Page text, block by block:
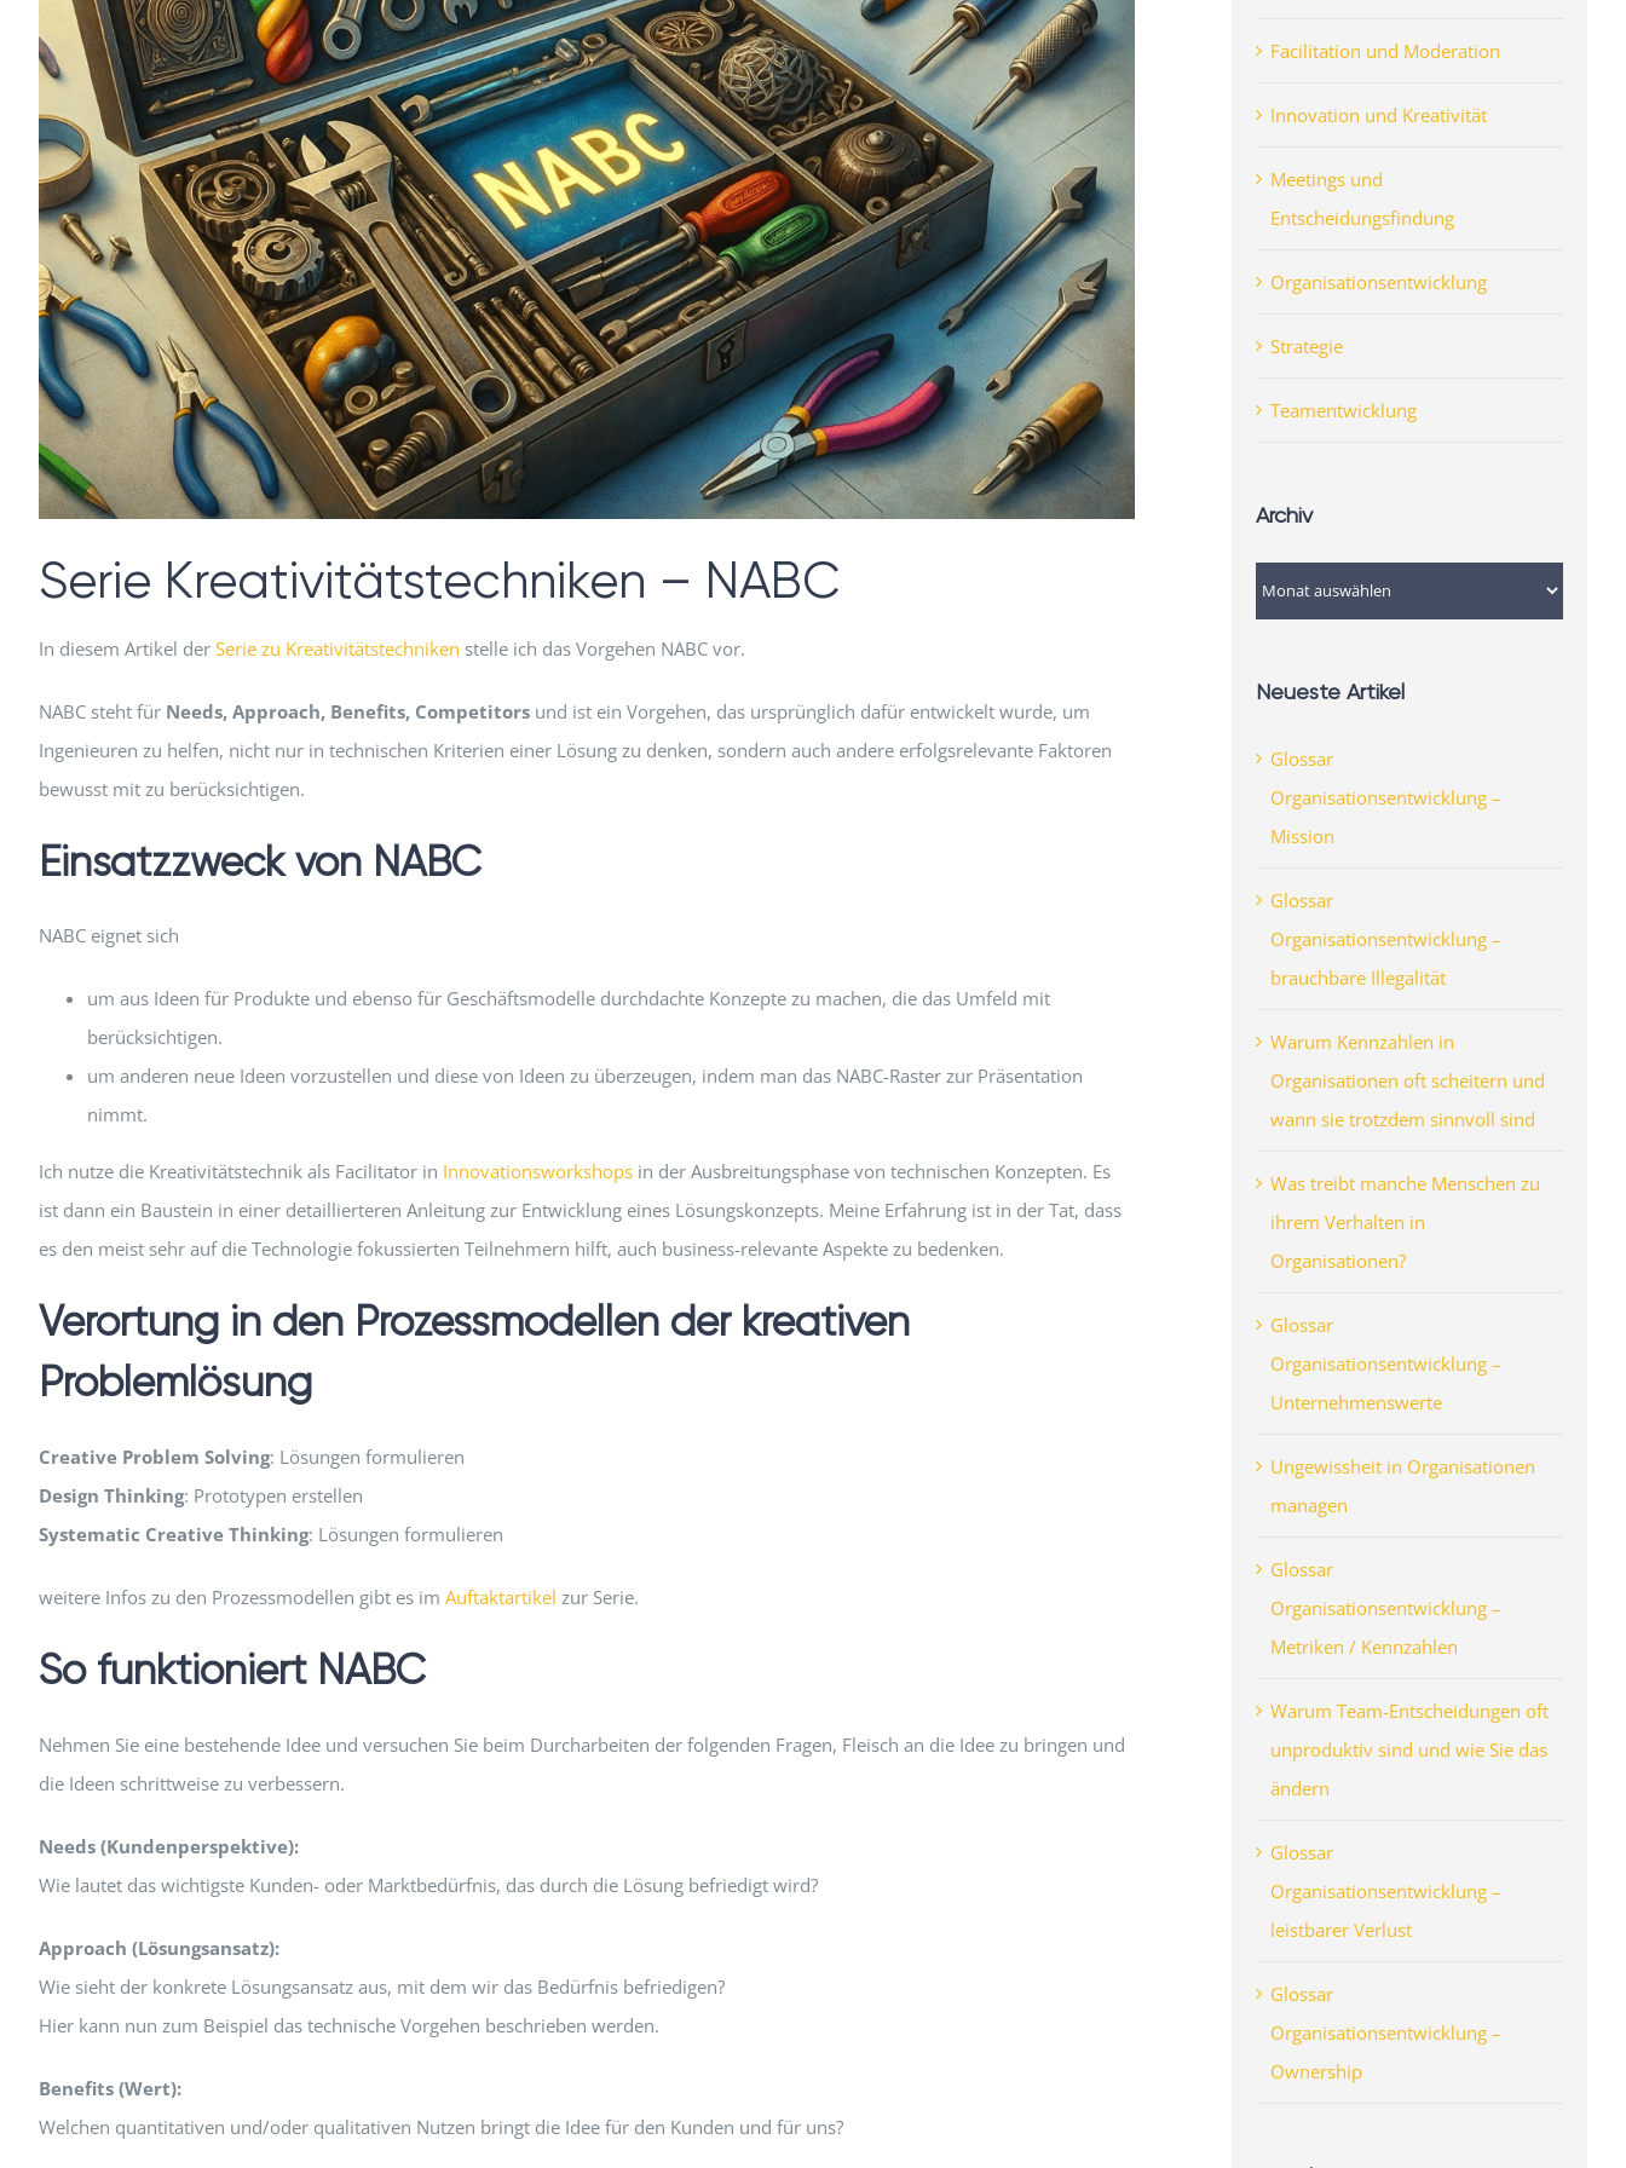
Serie Kreativitätstechniken – NABC
In diesem Artikel der Serie zu Kreativitätstechniken stelle ich das Vorgehen NABC vor.
NABC steht für Needs, Approach, Benefits, Competitorsund ist ein Vorgehen, das ursprünglich dafür entwickelt wurde, um
Ingenieuren zu helfen, nicht nur in technischen Kriterien einer Lösung zu denken, sondern auch andere erfolgsrelevante Faktoren
bewusst mit zu berücksichtigen.
Einsatzzweck von NABC
NABC eignet sich
um aus Ideen für Produkte und ebenso für Geschäftsmodelle durchdachte Konzepte zu machen, die das Umfeld mit
berücksichtigen.
um anderen neue Ideen vorzustellen und diese von Ideen zu überzeugen, indem man das NABC-Raster zur Präsentation
nimmt.
Ich nutze die Kreativitätstechnik als Facilitator in Innovationsworkshopsin der Ausbreitungsphase von technischen Konzepten. Es
ist dann ein Baustein in einer detaillierteren Anleitung zur Entwicklung eines Lösungskonzepts. Meine Erfahrung ist in der Tat, dass
es den meist sehr auf die Technologie fokussierten Teilnehmern hilft, auch business-relevante Aspekte zu bedenken.
Verortung in den Prozessmodellen der kreativen
Problemlösung
Creative Problem Solving: Lösungen formulieren
Design Thinking: Prototypen erstellen
Systematic Creative Thinking: Lösungen formulieren
weitere Infos zu den Prozessmodellen gibt es im Auftaktartikel zur Serie.
So funktioniert NABC
Nehmen Sie eine bestehende Idee und versuchen Sie beim Durcharbeiten der folgenden Fragen, Fleisch an die Idee zu bringen und
die Ideen schrittweise zu verbessern.
Needs (Kundenperspektive):
Wie lautet das wichtigste Kunden- oder Marktbedürfnis, das durch die Lösung befriedigt wird?
Approach (Lösungsansatz):
Wie sieht der konkrete Lösungsansatz aus, mit dem wir das Bedürfnis befriedigen?
Hier kann nun zum Beispiel das technische Vorgehen beschrieben werden.
Benefits (Wert):
Welchen quantitativen und/oder qualitativen Nutzen bringt die Idee für den Kunden und für uns?
Facilitation und Moderation
Innovation und Kreativität
Meetings und
Entscheidungsfindung
Organisationsentwicklung
Strategie
Teamentwicklung
Archiv
Archiv
Neueste Artikel
Glossar
Organisationsentwicklung –
Mission
Glossar
Organisationsentwicklung –
brauchbare Illegalität
Warum Kennzahlen in
Organisationen oft scheitern und
wann sie trotzdem sinnvoll sind
Was treibt manche Menschen zu
ihrem Verhalten in
Organisationen?
Glossar
Organisationsentwicklung –
Unternehmenswerte
Ungewissheit in Organisationen
managen
Glossar
Organisationsentwicklung –
Metriken / Kennzahlen
Warum Team-Entscheidungen oft
unproduktiv sind und wie Sie das
ändern
Glossar
Organisationsentwicklung –
leistbarer Verlust
Glossar
Organisationsentwicklung –
Ownership